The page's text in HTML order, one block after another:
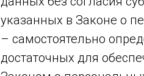
указанных в Законе о
– самостоятельно
достаточных для